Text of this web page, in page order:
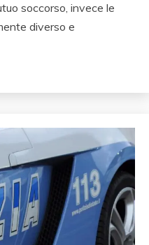
soccorso, invece le
diverso e